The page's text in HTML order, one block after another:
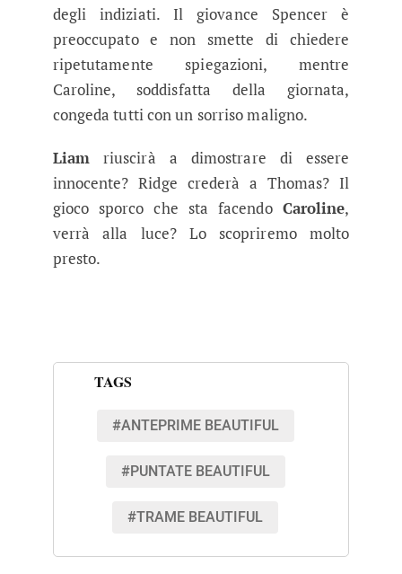
degli indiziati. Il giovance Spencer è
preoccupato e non smette di chiedere
ripetutamente spiegazioni, mentre
Caroline, soddisfatta della giornata,
congeda tutti con un sorriso maligno.
Liamriuscirà a dimostrare di essere
innocente? Ridge crederà a Thomas? Il
gioco sporco che sta facendo Caroline,
verrà alla luce? Lo scopriremo molto
presto.
TAGS
#ANTEPRIME BEAUTIFUL
#PUNTATE BEAUTIFUL
#TRAME BEAUTIFUL